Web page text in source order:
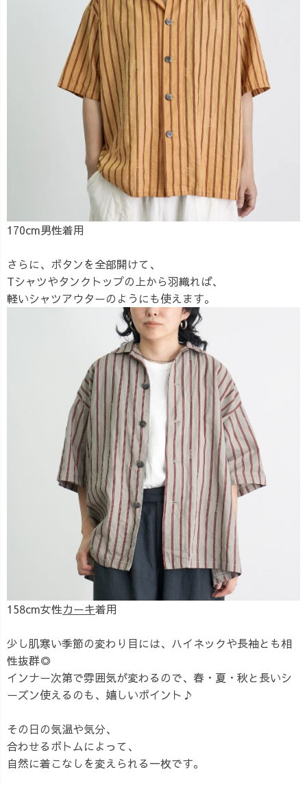
170cm男性着用
さらに、ボタンを全部開けて、
Tシャツやタンクトップの上から羽織れば、
軽いシャツアウターのようにも使えます。
158cm女性カーキ着用
少し肌寒い季節の変わり目には、ハイネックや長袖とも相
性抜群◎
インナー次第で雰囲気が変わるので、春・夏・秋と長いシ
ーズン使えるのも、嬉しいポイント♪
その日の気温や気分、
合わせるボトムによって、
自然に着こなしを変えられる一枚です。